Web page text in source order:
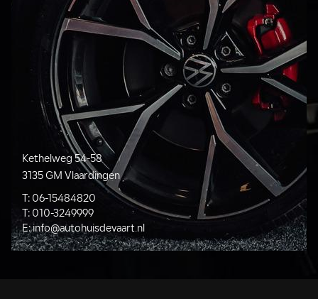
Kethelweg 54-58
3135 GM Vlaardingen
T: 06-15484820
T: 010-3249999
E:info@autohuisdevaart.nl